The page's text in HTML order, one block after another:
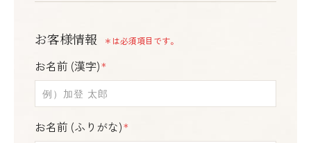
お客様情報 ＊は必須項目です。
お名前 (漢字) ＊
お名前 (ふりがな) ＊